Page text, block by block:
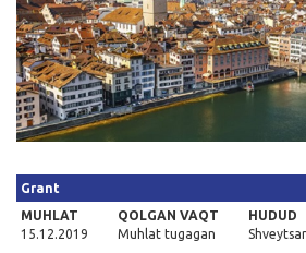
Grant
MUHLAT
15.12.2019
QOLGAN VAQT
Muhlat tugagan
HUDUD